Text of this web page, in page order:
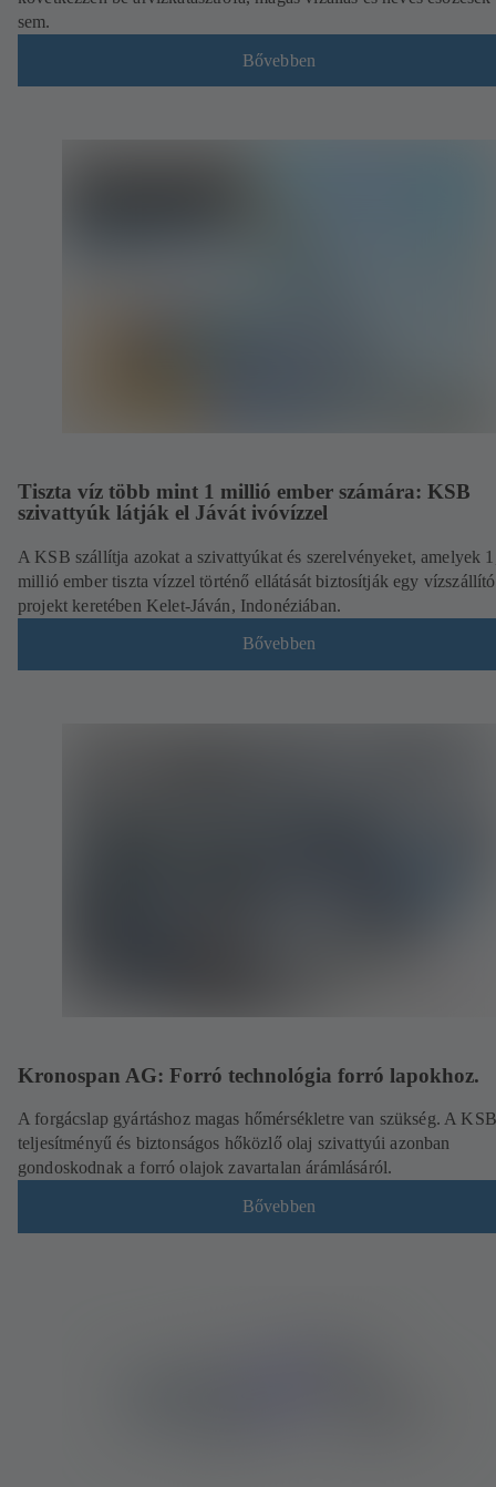
sem.
Bővebben
Tiszta víz több mint 1 millió ember számára: KSB
szivattyúk látják el Jávát ivóvízzel
A KSB szállítja azokat a szivattyúkat és szerelvényeket, amelyek
millió ember tiszta vízzel történő ellátását biztosítják egy vízszállító
projekt keretében Kelet-Jáván, Indonéziában.
Bővebben
Kronospan AG: Forró technológia forró lapokhoz.
A forgácslap gyártáshoz magas hőmérsékletre van szükség. A
teljesítményű és biztonságos hőközlő olaj szivattyúi azonban
gondoskodnak a forró olajok zavartalan árámlásáról.
Bővebben